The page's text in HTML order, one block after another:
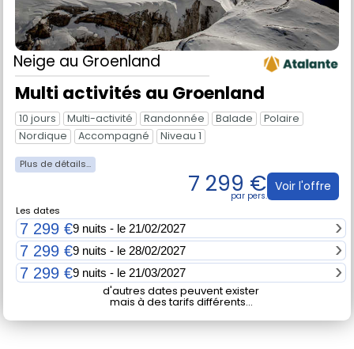
Neige au Groenland
Multi activités au Groenland
10 jours Multi-activité Randonnée Balade
Polaire
Nordique
Accompagné Niveau 1
7 299 € Voir l'offre
Les dates
7 299 €9 nuits - le 21/02/2027
7 299 €9 nuits - le 28/02/2027
7 299 €9 nuits - le 21/03/2027
d'autres dates peuvent exister
mais à des tarifs différents...